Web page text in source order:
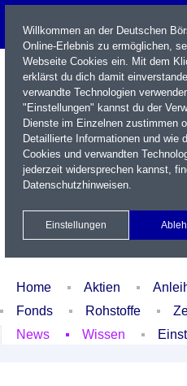
Name / WKN / ISIN / Kürzel
Xetra Realtime
Watchlist
Home Aktien
Fonds
Rohstoffe
News
Wissen
Willkommen an der Deutschen
Online-Erlebnis zu ermöglichen,
Webseite Cookies ein. Mit dem
erklärst du dich damit
verwandte Technologien
"Einstellungen" kannst du der
Dienste im Einzelnen zustimmen
Detaillierte Informationen und wie
Cookies und verwandten
jederzeit widersprechen kannst,
Datenschutzhinweisen.
Einstellungen